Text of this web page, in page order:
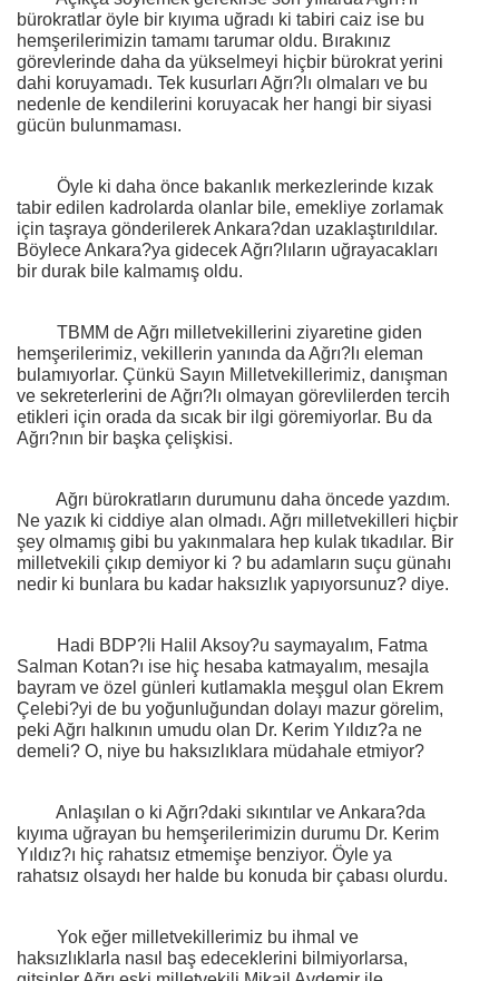
bürokratlar öyle bir kıyıma uğradı ki tabiri caiz ise bu
hemşerilerimizin tamamı tarumar oldu. Bırakınız
görevlerinde daha da yükselmeyi hiçbir bürokrat yerini
dahi koruyamadı. Tek kusurları Ağrı?lı olmaları ve bu
nedenle de kendilerini koruyacak her hangi bir siyasi
gücün bulunmaması.
Öyle ki daha önce bakanlık merkezlerinde kızak
tabir edilen kadrolarda olanlar bile, emekliye zorlamak
için taşraya gönderilerek Ankara?dan uzaklaştırıldılar.
Böylece Ankara?ya gidecek Ağrı?lıların uğrayacakları
bir durak bile kalmamış oldu.
TBMM de Ağrı milletvekillerini ziyaretine giden
hemşerilerimiz, vekillerin yanında da Ağrı?lı eleman
bulamıyorlar. Çünkü Sayın Milletvekillerimiz, danışman
ve sekreterlerini de Ağrı?lı olmayan görevlilerden tercih
etikleri için orada da sıcak bir ilgi göremiyorlar. Bu da
Ağrı?nın bir başka çelişkisi.
Ağrı bürokratların durumunu daha öncede yazdım.
Ne yazık ki ciddiye alan olmadı. Ağrı milletvekilleri hiçbir
şey olmamış gibi bu yakınmalara hep kulak tıkadılar. Bir
milletvekili çıkıp demiyor ki ? bu adamların suçu günahı
nedir ki bunlara bu kadar haksızlık yapıyorsunuz? diye.
Hadi BDP?li Halil Aksoy?u saymayalım, Fatma
Salman Kotan?ı ise hiç hesaba katmayalım, mesajla
bayram ve özel günleri kutlamakla meşgul olan Ekrem
Çelebi?yi de bu yoğunluğundan dolayı mazur görelim,
peki Ağrı halkının umudu olan Dr. Kerim Yıldız?a ne
demeli? O, niye bu haksızlıklara müdahale etmiyor?
Anlaşılan o ki Ağrı?daki sıkıntılar ve Ankara?da
kıyıma uğrayan bu hemşerilerimizin durumu Dr. Kerim
Yıldız?ı hiç rahatsız etmemişe benziyor. Öyle ya
rahatsız olsaydı her halde bu konuda bir çabası olurdu.
Yok eğer milletvekillerimiz bu ihmal ve
haksızlıklarla nasıl baş edeceklerini bilmiyorlarsa,